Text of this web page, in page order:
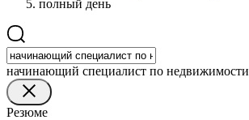
полный день
начинающий специалист по недвижимости
Резюме